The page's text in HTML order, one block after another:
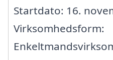
Startdato: 16.
Virksomhedsform: